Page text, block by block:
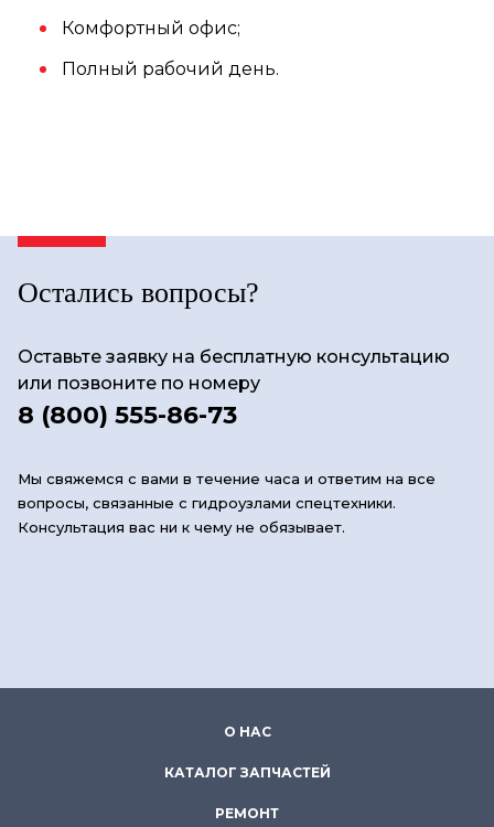
Комфортный офис;
Полный рабочий день.
Остались вопросы?
Оставьте заявку на бесплатную консультацию
или позвоните по номеру
8 (800) 555-86-73
Мы свяжемся с вами в течение часа и ответим на все
вопросы, связанные с гидроузлами спецтехники.
Консультация вас ни к чему не обязывает.
О НАС
КАТАЛОГ ЗАПЧАСТЕЙ
РЕМОНТ